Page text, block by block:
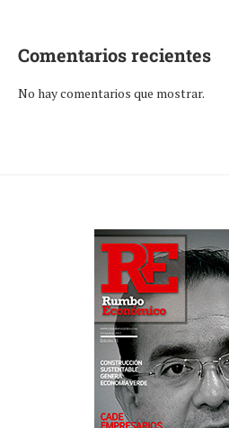
Comentarios recientes
No hay comentarios que mostrar.